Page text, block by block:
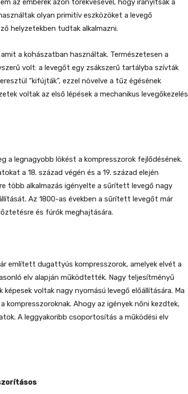
az emberek azon törekvésével, hogy irányítsák a
olyan primitív eszközöket a levegő
helyzetekben tudtak alkalmazni.
a kohászatban használtak. Természetesen a
volt: a levegőt egy zsákszerű tartályba szívták
“kifújták”, ezzel növelve a tűz égésének
voltak az első lépések a mechanikus levegőkezelés
a legnagyobb lökést a kompresszorok fejlődésének.
a 18. század végén és a 19. század elején
több alkalmazás igényelte a sűrített levegő nagy
Az 1800-as években a sűrített levegőt már
és fúrók meghajtására.
említett dugattyús kompresszorok, amelyek elvét a
elv alapján működtették. Nagy teljesítményű
képesek voltak nagy nyomású levegő előállítására. Ma
kompresszoroknak. Ahogy az igények nőni kezdtek,
A leggyakoribb csoportosítás a működési elv